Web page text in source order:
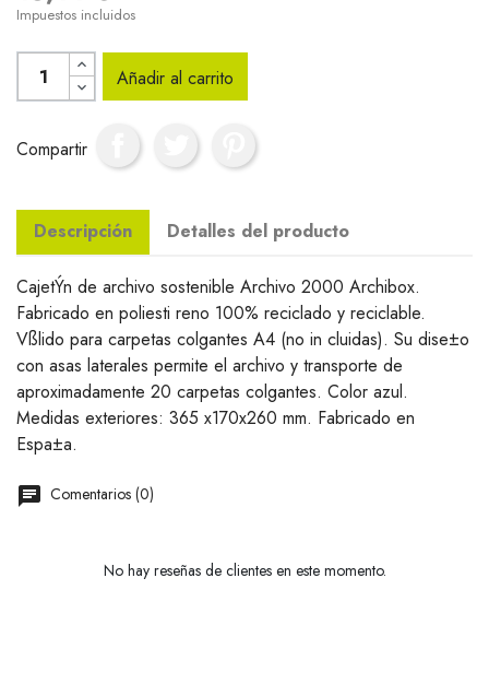
Impuestos incluidos
Añadir al carrito
Compartir
Descripción Detalles del producto
CajetÝn de archivo sostenible Archivo 2000 Archibox.
Fabricado en poliesti reno 100% reciclado y reciclable.
Vßlido para carpetas colgantes A4 (no in cluidas). Su dise±o
con asas laterales permite el archivo y transporte de
aproximadamente 20 carpetas colgantes. Color azul.
Medidas exteriores: 365 x170x260 mm. Fabricado en
Espa±a.
Comentarios (0)
No hay reseñas de clientes en este momento.